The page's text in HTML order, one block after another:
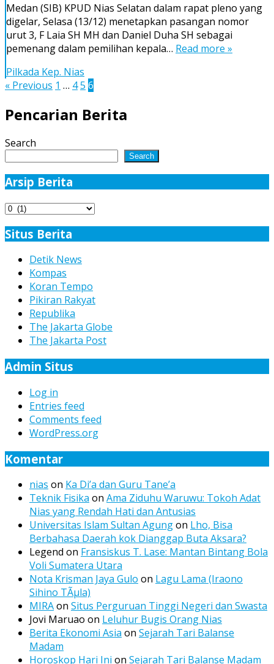
Tetapkan
F
Laia
SH
di
Nias
Medan (SIB) KPUD Nias Selatan dalam rapat pleno yang
digelar, Selasa (13/12) menetapkan pasangan nomor
urut 3, F Laia SH MH dan Daniel Duha SH sebagai
pemenang dalam pemilihan kepala… Read more »
Pilkada Kep. Nias
Posts
pagination
« Previous 1 … 45 6
Pencarian Berita
Search
Search
Arsip Berita
Arsip
Situs Berita
Detik News
Kompas
Koran Tempo
Pikiran Rakyat
Republika
The Jakarta Globe
The Jakarta Post
Admin Situs
Log in
Entries feed
Comments feed
WordPress.org
Komentar
nias on Ka Di’a dan Guru Tane’a
Teknik Fisika on Ama Ziduhu Waruwu: Tokoh Adat
Nias yang Rendah Hati dan Antusias
Universitas Islam Sultan Agungon Lho, Bisa
Berbahasa Daerah kok Dianggap Buta Aksara?
Legend on Fransiskus T. Lase: Mantan Bintang Bola
Voli Sumatera Utara
Nota Krisman Jaya Gulo on Lagu Lama (Iraono
Sihino TÃµla)
MIRAon Situs Perguruan Tinggi Negeri dan Swasta
Jovi Maruao on Leluhur Bugis Orang Nias
Berita Ekonomi Asia on Sejarah Tari Balanse
Madam
Horoskop Hari Ini on Sejarah Tari Balanse Madam